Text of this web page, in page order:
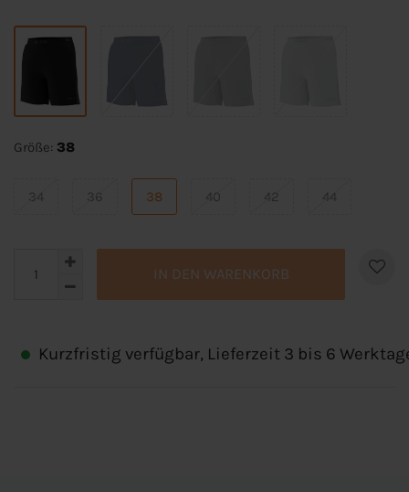
Größe: 38
34 36 38 40 42 44
IN DEN WARENKORB
Kurzfristig verfügbar, Lieferzeit 3 bis 6